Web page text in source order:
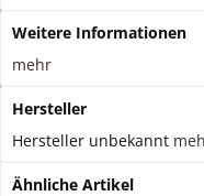
Weitere Informationen
mehr
Hersteller
Hersteller unbekannt
Ähnliche Artikel